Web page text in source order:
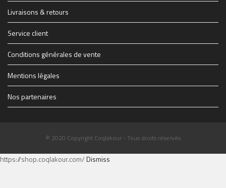
THE-FINAL-Flyer-recto-WEB.jpg
1914347_1228083069627_1579928_n.jpg
Livraisons & retours
Service client
Conditions générales de vente
Mentions légales
Nos partenaires
© 2020 Copyright Coqlakour - Tous droits réservés
https://shop.coqlakour.com/Dismiss